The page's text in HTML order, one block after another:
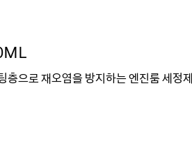
층으로 재오염을 방지하는 엔진룸 세정